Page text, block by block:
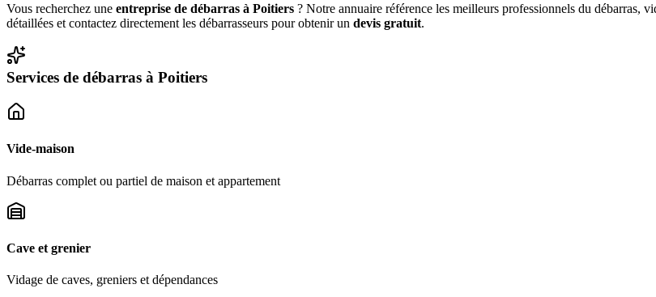
Vous recherchez une entreprise de débarras à Poitiers ? Notre annuaire référence les meilleurs professionnels du débarras,
détaillées et contactez directement les débarrasseurs pour obtenir un devis gratuit.
Services de débarras à Poitiers
Vide-maison
Débarras complet ou partiel de maison et appartement
Cave et grenier
Vidage de caves, greniers et dépendances